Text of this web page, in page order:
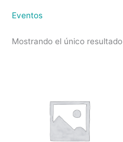
Eventos
Mostrando el único resultado